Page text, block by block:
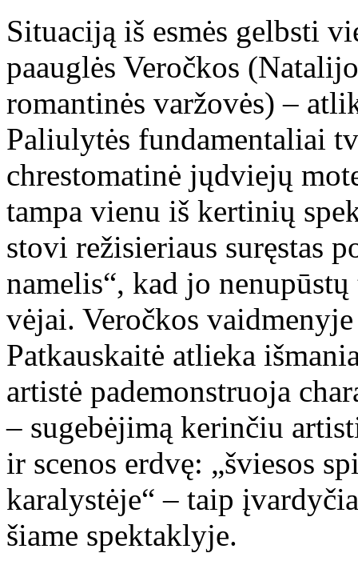
Situaciją iš esmės gelbsti
paauglės Veročkos
romantinės varžovės) –
Paliulytės fundamentaliai
chrestomatinė jųdviejų
tampa vienu iš kertinių
stovi režisieriaus suręstas
namelis“, kad jo
vėjai. Veročkos
Patkauskaitė atlieka
artistė pademonstruoja
– sugebėjimą kerinčiu
ir scenos erdvę: „šviesos
karalystėje“ – taip
šiame spektaklyje.